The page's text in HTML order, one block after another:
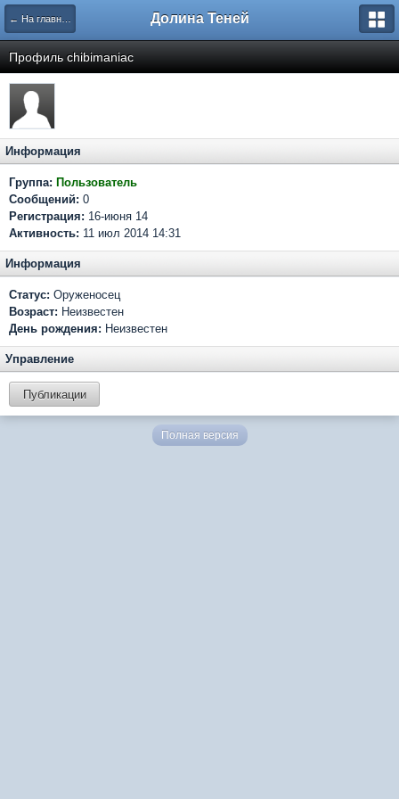
← На главную Долина Теней
Профиль chibimaniac
Информация
Группа: Пользователь
Сообщений: 0
Регистрация: 16-июня 14
Активность: 11 июл 2014 14:31
Информация
Статус: Оруженосец
Возраст: Неизвестен
День рождения: Неизвестен
Управление
Публикации
Полная версия